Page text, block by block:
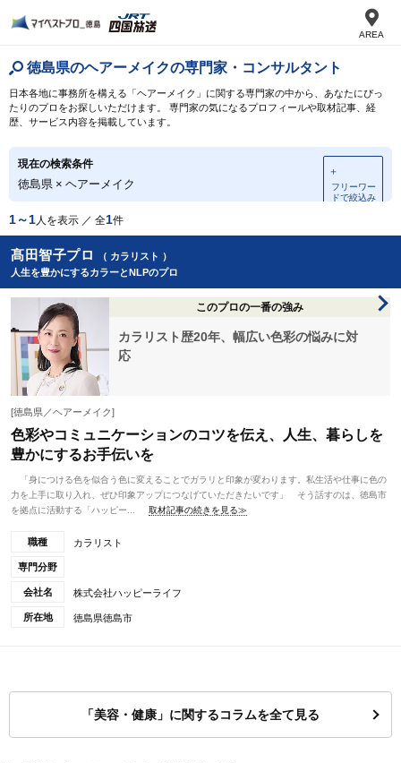
AREA
徳島県のヘアーメイクの専門家・コンサルタント
日本各地に事務所を構える「ヘアーメイク」に関する専門家の中から、あなたにぴっ
たりのプロをお探しいただけます。 専門家の気になるプロフィールや取材記事、経
歴、サービス内容を掲載しています。
現在の検索条件
徳島県 × ヘアーメイク
＋
フリーワー
ドで絞込み
1～1人を表示 ／ 全1件
髙田智子プロ
（ カラリスト ）
人生を豊かにするカラーとNLPのプロ
このプロの一番の強み
カラリスト歴20年、幅広い色彩の悩みに対
応
[徳島県／ヘアーメイク]
色彩やコミュニケーションのコツを伝え、人生、暮らしを
豊かにするお手伝いを
「身につける色を似合う色に変えることでガラリと印象が変わります。私生活や仕事に色の
力を上手に取り入れ、ぜひ印象アップにつなげていただきたいです」 そう話すのは、徳島市
を拠点に活動する「ハッピー...
取材記事の続きを見る≫
職種 カラリスト
専門分野
会社名 株式会社ハッピーライフ
所在地 徳島県徳島市
「美容・健康」に関するコラムを全て見る